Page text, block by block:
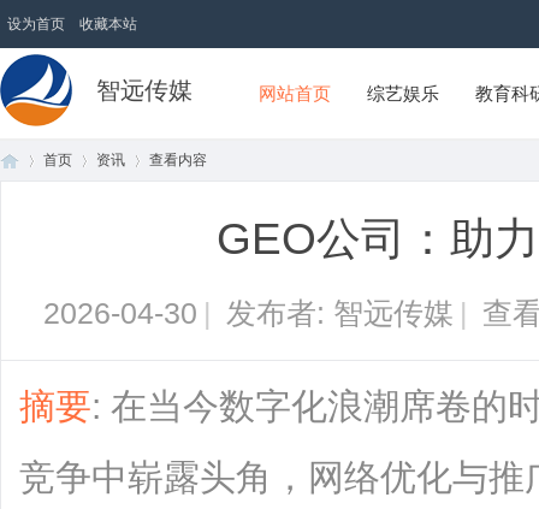
设为首页 收藏本站
智远传媒 网站首页 综艺娱乐 教育科
首页 资讯 查看内容
GEO公司：助
2026-04-30 | 发布者: 智远传媒 | 查
摘要: 在当今数字化浪潮席卷的
竞争中崭露头角，网络优化与